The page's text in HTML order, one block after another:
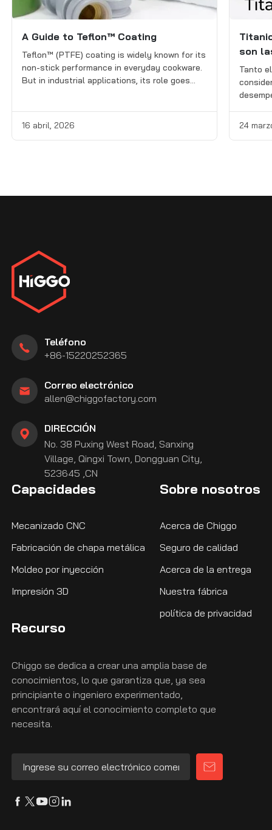
A Guide to Teflon™ Coating
Teflon™ (PTFE) coating is widely known for its
non-stick performance in everyday cookware.
But in industrial applications, its role goes
material buildup, and support more efficient
equipment operation. This guide explains what
16 abril, 2026
son
Tanto
con el
24
Teléfono
+86-15220252365
Correo electrónico
allen@chiggofactory.com
DIRECCIÓN
No. 38 Puxing West Road, Sanxing
Village, Qingxi Town, Dongguan City,
523645 ,CN
Capacidades
Mecanizado CNC
Fabricación de chapa metálica
Moldeo por inyección
Impresión 3D
Sobre nosotros
Acerca de Chiggo
Seguro de calidad
Acerca de la entrega
Nuestra fábrica
política de privacidad
Recurso
Chiggo se dedica a crear una amplia base de
conocimientos, lo que garantiza que, ya sea
principiante o ingeniero experimentado,
encontrará aquí el conocimiento completo que
necesita.